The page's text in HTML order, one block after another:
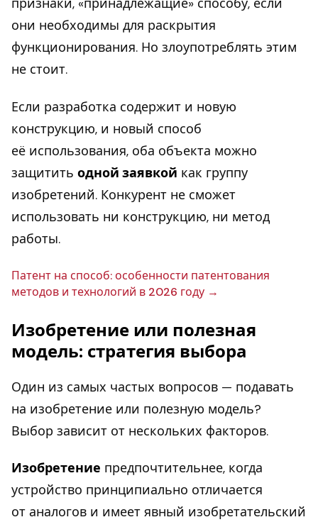
признаки, «принадлежащие» способу, если
они необходимы для раскрытия
функционирования. Но злоупотреблять этим
не стоит.
Если разработка содержит и новую
конструкцию, и новый способ
её использования, оба объекта можно
защитить одной заявкой как группу
изобретений. Конкурент не сможет
использовать ни конструкцию, ни метод
работы.
Патент на способ: осо­бен­но­сти па­тен­то­ва­ния
методов и тех­но­ло­гий в 2026 году
Изобретение или полезная
модель: стратегия выбора
Один из самых частых вопросов — подавать
на изобретение или полезную модель?
Выбор зависит от нескольких факторов.
Изобретение предпочтительнее, когда
устройство принципиально отличается
от аналогов и имеет явный изобретательский